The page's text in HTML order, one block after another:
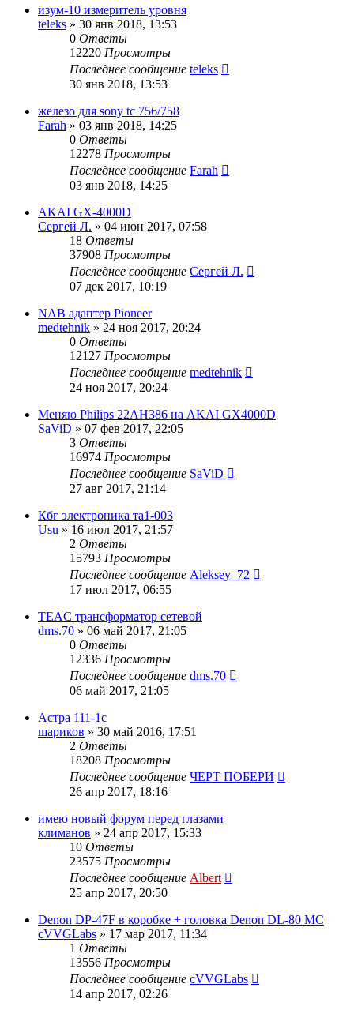
изум-10 измеритель уровня
teleks » 30 янв 2018, 13:53
0 Ответы
12220 Просмотры
Последнее сообщение teleks
30 янв 2018, 13:53
железо для sony tc 756/758
Farah » 03 янв 2018, 14:25
0 Ответы
12278 Просмотры
Последнее сообщение Farah
03 янв 2018, 14:25
AKAI GX-4000D
Сергей Л. » 04 июн 2017, 07:58
18 Ответы
37908 Просмотры
Последнее сообщение Сергей Л.
07 дек 2017, 10:19
NAB адаптер Pioneer
medtehnik » 24 ноя 2017, 20:24
0 Ответы
12127 Просмотры
Последнее сообщение medtehnik
24 ноя 2017, 20:24
Меняю Philips 22AH386 на AKAI GX4000D
SaViD » 07 фев 2017, 22:05
3 Ответы
16974 Просмотры
Последнее сообщение SaViD
27 авг 2017, 21:14
Кбг электроника та1-003
Usu » 16 июл 2017, 21:57
2 Ответы
15793 Просмотры
Последнее сообщение Aleksey_72
17 июл 2017, 06:55
TEAC трансформатор сетевой
dms.70 » 06 май 2017, 21:05
0 Ответы
12336 Просмотры
Последнее сообщение dms.70
06 май 2017, 21:05
Астра 111-1с
шариков » 30 май 2016, 17:51
2 Ответы
18208 Просмотры
Последнее сообщение ЧЕРТ ПОБЕРИ
26 апр 2017, 18:16
имею новый форум перед глазами
климанов » 24 апр 2017, 15:33
10 Ответы
23575 Просмотры
Последнее сообщение Albert
25 апр 2017, 20:50
Denon DP-47F в коробке + головка Denon DL-80 MC
cVVGLabs » 17 мар 2017, 11:34
1 Ответы
13556 Просмотры
Последнее сообщение cVVGLabs
14 апр 2017, 02:26